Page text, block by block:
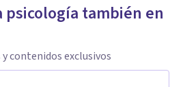
psicología también en
contenidos exclusivos